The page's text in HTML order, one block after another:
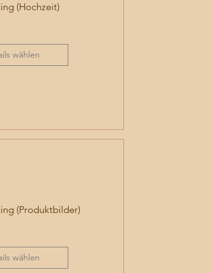
(Hochzeit)
wählen
(Produktbilder)
wählen